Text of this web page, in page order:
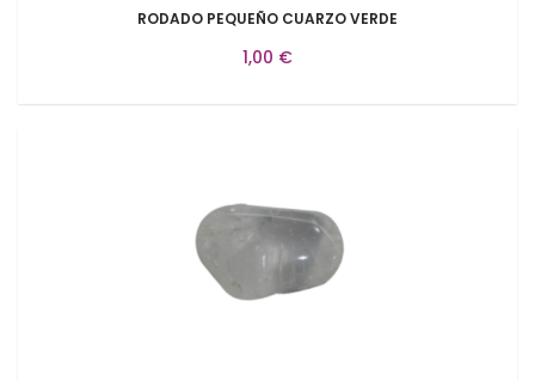
RODADO PEQUEÑO CUARZO VERDE
1,00 €